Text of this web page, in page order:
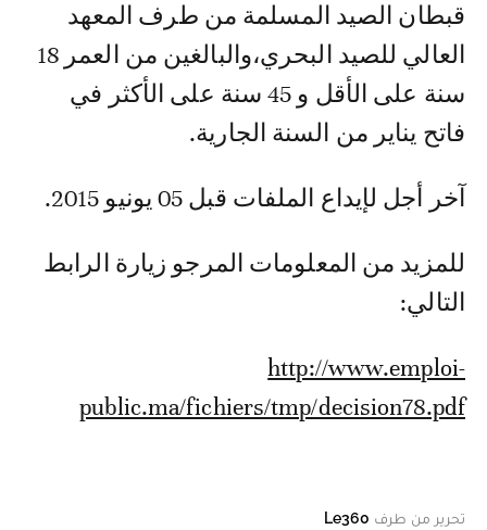
قبطان الصيد المسلمة من طرف المعهد
العالي للصيد البحري،والبالغين من العمر 18
سنة على الأقل و 45 سنة على الأكثر في
فاتح يناير من السنة الجارية.
آخر أجل لإيداع الملفات قبل 05 يونيو 2015.
للمزيد من المعلومات المرجو زيارة الرابط
التالي:
http://www.emploi-
public.ma/fichiers/tmp/decision78.pdf
تحرير من طرف Le360